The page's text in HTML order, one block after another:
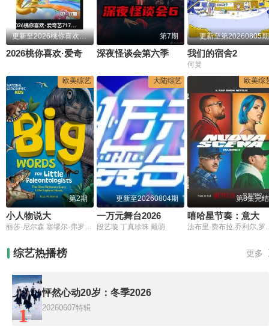
更新至2026桃你喜欢IP互动嘉年华 田曦薇胡一天连线力推《天才，女友》 第7期
深夜怪谈会第六季
更新至第20260805期
我们的宿舍2
何炅
欧美综艺
第2期
小人物说大
丽莎·尼尔森 塞缪尔·弗罗勒 玛丽亚·邦维尔 艾米莉亚·马特森 尤尔根·托尔松
大陆综艺
更新至20260804期
一万元舞台2026
段艺璇 丁真珍珠 戴萌
欧美综
第8集完结
法布里·费
综艺热播榜 更多
1
怦然心动20岁：冬季2026
20260607特辑